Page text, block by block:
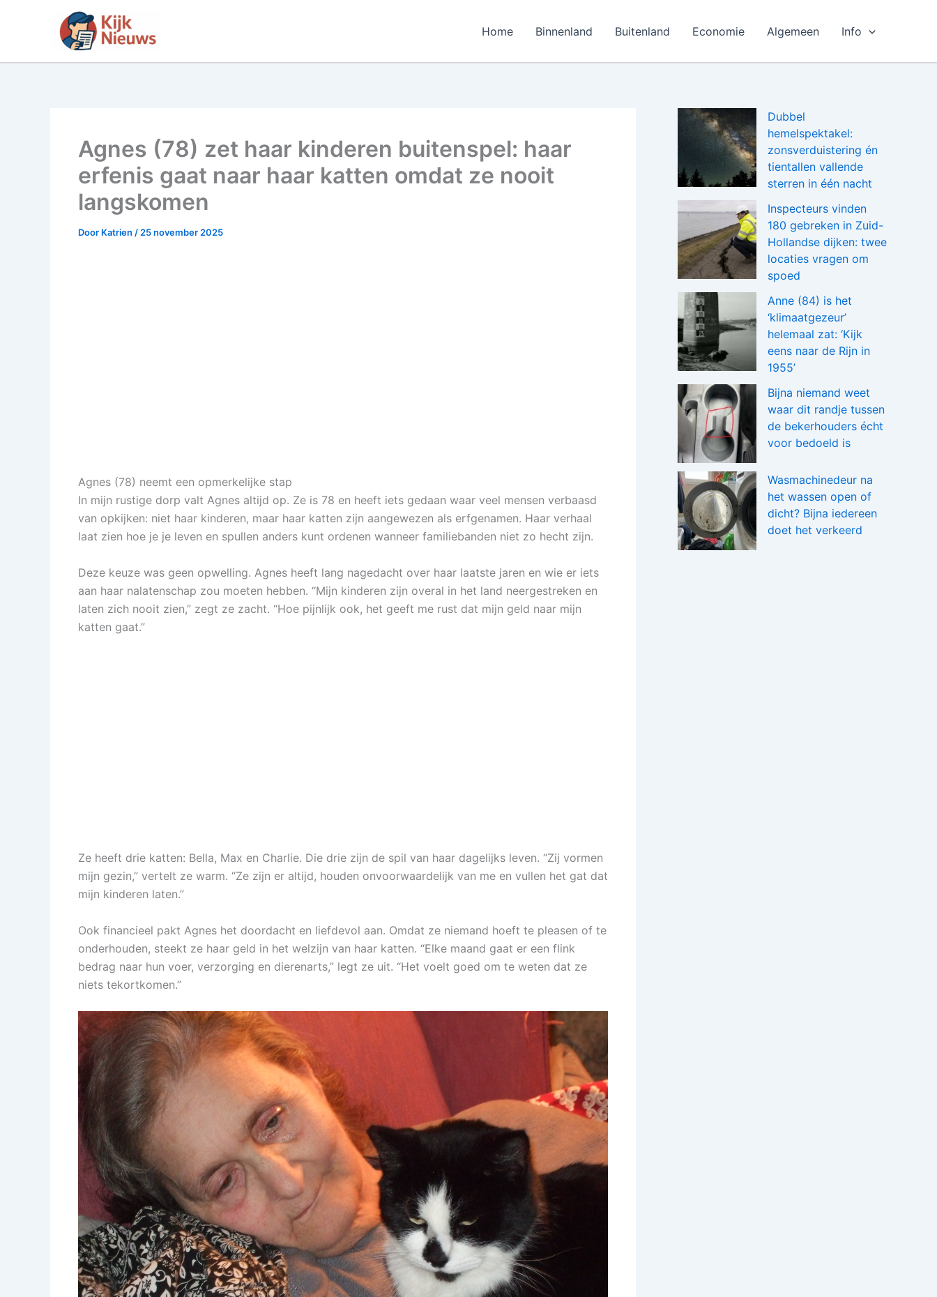
inhoud
Home Binnenland Buitenland Economie Algemeen Info
Agnes (78) zet haar kinderen buitenspel: haar
erfenis gaat naar haar katten omdat ze nooit
langskomen
Door Katrien / 25 november 2025
Agnes (78) neemt een opmerkelijke stap
In mijn rustige dorp valt Agnes altijd op. Ze is 78 en heeft iets gedaan waar veel mensen verbaasd
van opkijken: niet haar kinderen, maar haar katten zijn aangewezen als erfgenamen. Haar verhaal
laat zien hoe je je leven en spullen anders kunt ordenen wanneer familiebanden niet zo hecht zijn.
Deze keuze was geen opwelling. Agnes heeft lang nagedacht over haar laatste jaren en wie er iets
aan haar nalatenschap zou moeten hebben. “Mijn kinderen zijn overal in het land neergestreken en
laten zich nooit zien,” zegt ze zacht. “Hoe pijnlijk ook, het geeft me rust dat mijn geld naar mijn
katten gaat.”
Ze heeft drie katten: Bella, Max en Charlie. Die drie zijn de spil van haar dagelijks leven. “Zij vormen
mijn gezin,” vertelt ze warm. “Ze zijn er altijd, houden onvoorwaardelijk van me en vullen het gat dat
mijn kinderen laten.”
Ook financieel pakt Agnes het doordacht en liefdevol aan. Omdat ze niemand hoeft te pleasen of te
onderhouden, steekt ze haar geld in het welzijn van haar katten. “Elke maand gaat er een flink
bedrag naar hun voer, verzorging en dierenarts,” legt ze uit. “Het voelt goed om te weten dat ze
niets tekortkomen.”
Dubbel
hemelspektakel:
zonsverduistering én
tientallen vallende
sterren in één nacht
Inspecteurs vinden
180 gebreken in Zuid-
Hollandse dijken: twee
locaties vragen om
spoed
Anne (84) is het
‘klimaatgezeur’
helemaal zat: ‘Kijk
eens naar de Rijn in
1955’
Bijna niemand weet
waar dit randje tussen
de bekerhouders écht
voor bedoeld is
Wasmachinedeur na
het wassen open of
dicht? Bijna iedereen
doet het verkeerd